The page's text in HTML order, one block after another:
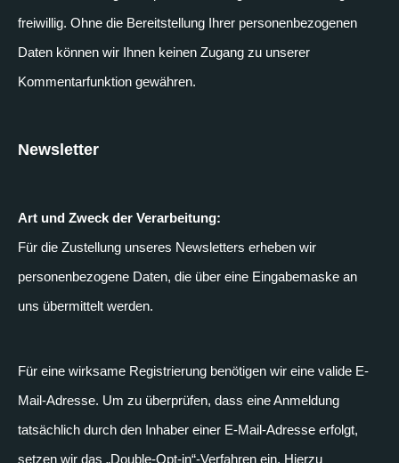
freiwillig. Ohne die Bereitstellung Ihrer personenbezogenen
Daten können wir Ihnen keinen Zugang zu unserer
Kommentarfunktion gewähren.
Newsletter
Art und Zweck der Verarbeitung:
Für die Zustellung unseres Newsletters erheben wir
personenbezogene Daten, die über eine Eingabemaske an
uns übermittelt werden.
Für eine wirksame Registrierung benötigen wir eine valide E-
Mail-Adresse. Um zu überprüfen, dass eine Anmeldung
tatsächlich durch den Inhaber einer E-Mail-Adresse erfolgt,
setzen wir das „Double-Opt-in“-Verfahren ein. Hierzu